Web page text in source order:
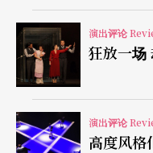
在感。我们因而就看
上扬的支点，都很讲
她的身体像地底盘根
景把下半身栽在土
力。
演出评论
狂放一场
演出评论
高度风格